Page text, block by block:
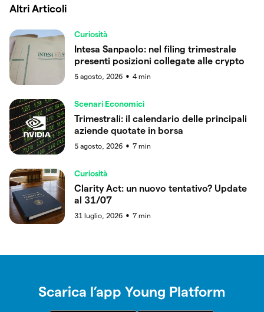
Altri Articoli
Curiosità
Intesa Sanpaolo: nel filing trimestrale
presenti posizioni collegate alle crypto
5 agosto, 2026 ● 4 min
Scenari Economici
Trimestrali: il calendario delle principali
aziende quotate in borsa
5 agosto, 2026 ● 7 min
Curiosità
Clarity Act: un nuovo tentativo? Update
al 31/07
31 luglio, 2026 ● 7 min
Scarica l’app Young Platform